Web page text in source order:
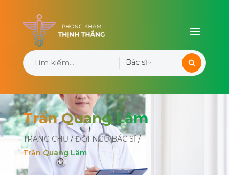
Bác sĩ
Trần Quang Lâm
TRANG CHỦ / ĐỘI NGŨ BÁC SĨ/
Trần Quang Lâm